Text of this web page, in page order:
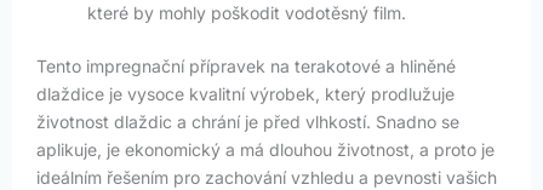
které by mohly poškodit vodotěsný film.
Tento impregnační přípravek na terakotové a hliněné
dlaždice je vysoce kvalitní výrobek, který prodlužuje
životnost dlaždic a chrání je před vlhkostí. Snadno se
aplikuje, je ekonomický a má dlouhou životnost, a proto je
ideálním řešením pro zachování vzhledu a pevnosti vašich